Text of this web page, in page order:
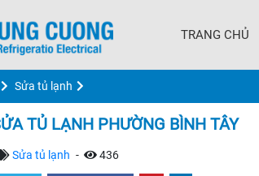
TRANG CHỦ
Sửa tủ lạnh
TỦ LẠNH PHƯỜNG BÌNH TÂY
Sửa tủ lạnh - 436